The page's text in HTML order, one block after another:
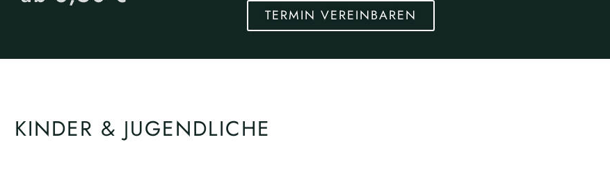
TERMIN VEREINBAREN
KINDER & JUGENDLICHE